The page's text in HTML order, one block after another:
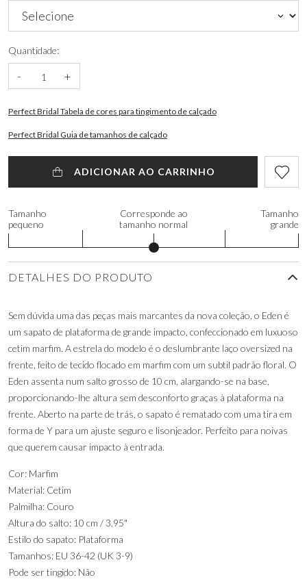
Quantidade:
- +
Perfect Bridal Tabela de cores para tingimento de calçado
Perfect Bridal Guia de tamanhos de calçado
ADICIONAR AO CARRINHO
Tamanho
pequeno
Corresponde ao
tamanho normal
Tamanho
grande
DETALHES DO PRODUTO
Sem dúvida uma das peças mais marcantes da nova coleção, o Eden é
um sapato de plataforma de grande impacto, confeccionado em luxuoso
cetim marfim. A estrela do modelo é o deslumbrante laço oversized na
frente, feito de tecido flocado em marfim com um subtil padrão floral. O
Eden assenta num salto grosso de 10 cm, alargando-se na base,
proporcionando-lhe altura sem desconforto graças à plataforma na
frente. Aberto na parte de trás, o sapato é rematado com uma tira em
forma de Y para um ajuste seguro e lisonjeador. Perfeito para noivas
que querem causar impacto à entrada.
Cor: Marfim
Material: Cetim
Palmilha: Couro
Altura do salto: 10 cm / 3,95"
Estilo do sapato: Plataforma
Tamanhos: EU 36-42 (UK 3-9)
Pode ser tingido: Não